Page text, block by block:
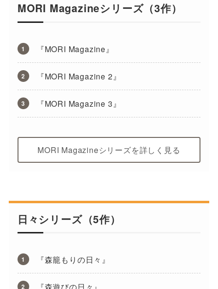
MORI Magazineシリーズ（3作）
『MORI Magazine』
『MORI Magazine 2』
『MORI Magazine 3』
MORI Magazineシリーズを詳しく見る
日々シリーズ（5作）
『森籠もりの日々』